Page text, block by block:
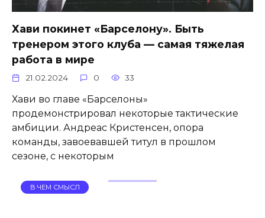
Хави покинет «Барселону». Быть
тренером этого клуба — самая тяжелая
работа в мире
21.02.2024 0 33
Хави во главе «Барселоны»
продемонстрировал некоторые тактические
амбиции. Андреас Кристенсен, опора
команды, завоевавшей титул в прошлом
сезоне, с некоторым
В ЧЕМ СМЫСЛ